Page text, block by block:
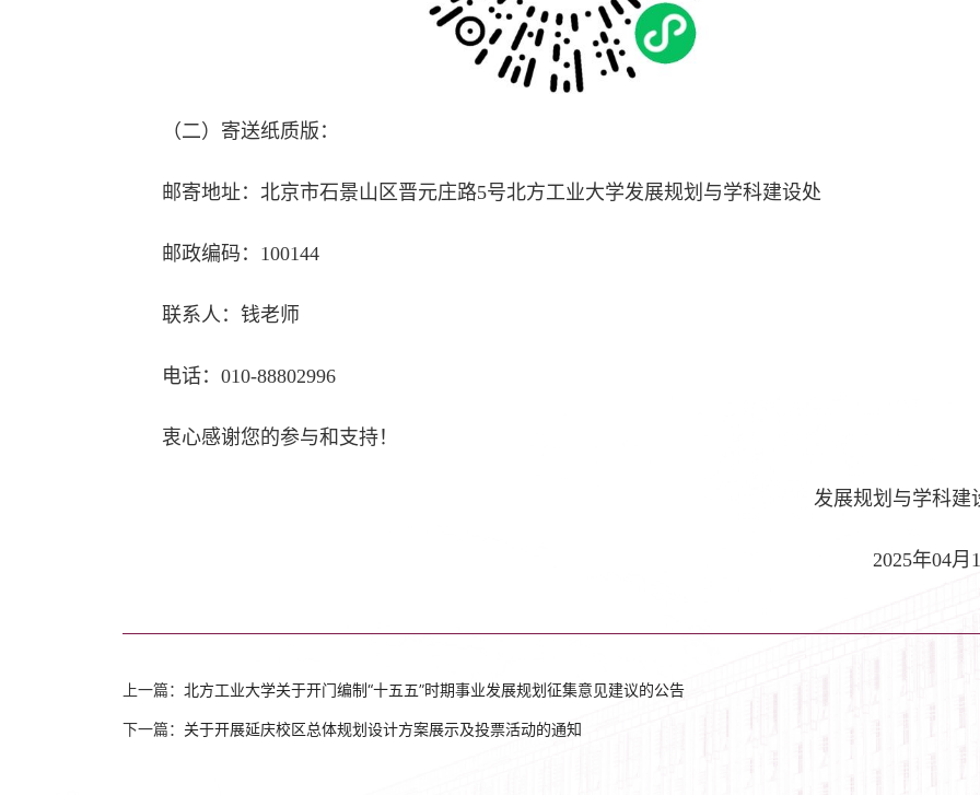
（二）寄送纸质版：
邮寄地址：北京市石景山区晋元庄路5号北方工业大学发展规划与学科建设处
邮政编码：100144
联系人：钱老师
电话：010-88802996
衷心感谢您的参与和支持！
发展规划与学科建
2025年04月
上一篇： 北方工业大学关于开门编制“十五五”时期事业发展规划征集意见建议的公告
下一篇： 关于开展延庆校区总体规划设计方案展示及投票活动的通知